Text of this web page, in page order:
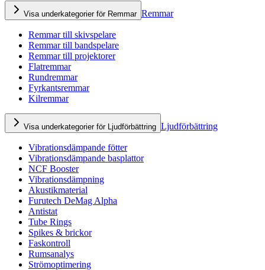
Visa underkategorier för Remmar Remmar
Remmar till skivspelare
Remmar till bandspelare
Remmar till projektorer
Flatremmar
Rundremmar
Fyrkantsremmar
Kilremmar
Visa underkategorier för Ljudförbättring Ljudförbättring
Vibrationsdämpande fötter
Vibrationsdämpande basplattor
NCF Booster
Vibrationsdämpning
Akustikmaterial
Furutech DeMag Alpha
Antistat
Tube Rings
Spikes & brickor
Faskontroll
Rumsanalys
Strömoptimering